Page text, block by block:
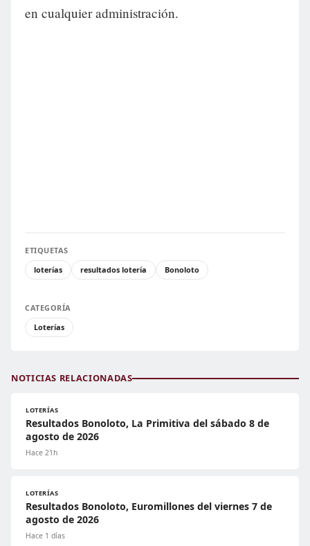
en cualquier administración.
ETIQUETAS
loterías
resultados lotería Bonoloto
CATEGORÍA
Loterías
NOTICIAS RELACIONADAS
LOTERÍAS
Resultados Bonoloto, La Primitiva del sábado 8 de
agosto de 2026
Hace 21h
LOTERÍAS
Resultados Bonoloto, Euromillones del viernes 7 de
agosto de 2026
Hace 1 días